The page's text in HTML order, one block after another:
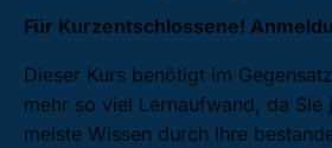
Für Kurzentschlossene!
Dieser Kurs benötigt im
mehr so viel Lernaufwand, da Sie
meiste Wissen durch Ihre